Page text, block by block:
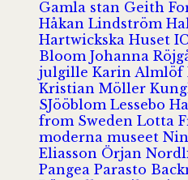
Gamla stan Geith
Håkan Lindström
Hartwickska Huset
Bloom Johanna
julgille Karin Almlöf
Kristian Möller
SJööblom Lessebo
from Sweden Lotta
moderna museet
Eliasson Örjan
Pangea Parasto